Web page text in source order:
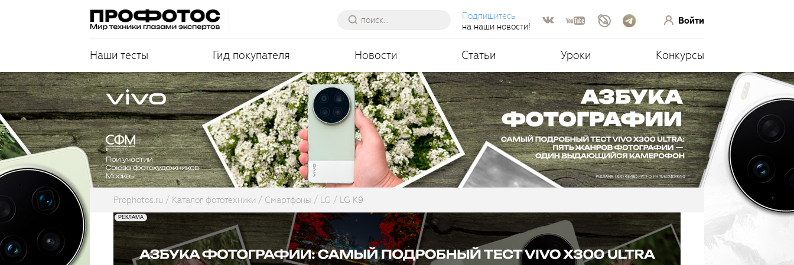
Подпишитесь
на наши новости!
Войти
Наши тесты Гид покупателя Новости Статьи Уроки Конкурсы
Prophotos.ru Каталог фототехники Смартфоны LG LG K9